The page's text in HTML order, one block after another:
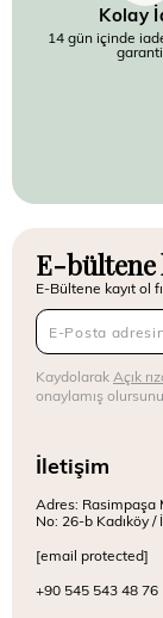
Kolay
14 gün içinde
E-bültene
E-Bültene kayıt ol
Kaydolarak Açık
onaylamış
İletişim
Adres: Rasimpaşa
No: 26-b Kadıköy /
[email protected]
+90 545 543 48 76